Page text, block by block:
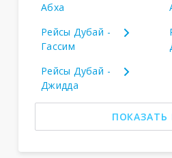
Абха
Рейсы Дубай -
Гассим
Рейсы Дубай -
Джидда
ПОКАЗАТЬ